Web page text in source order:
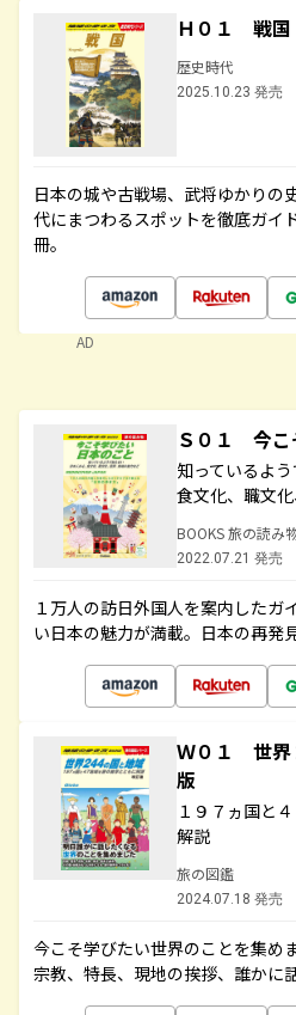
Ｈ０１ 戦国
歴史時代
2025.10.23 発売
日本の城や古戦場、武将ゆかりの
代にまつわるスポットを徹底ガイ
冊。
AD
Ｓ０１ 今こ
知っているよ
食文化、職文
BOOKS 旅の読み
2022.07.21 発売
１万人の訪日外国人を案内したガ
い日本の魅力が満載。日本の再発
Ｗ０１ 世界
版
１９７ヵ国と
解説
旅の図鑑
2024.07.18 発売
今こそ学びたい世界のことを集め
宗教、特長、現地の挨拶、誰かに